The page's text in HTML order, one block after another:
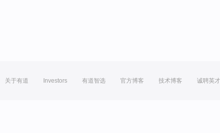
关于有道 Investors 有道智选 官方博客 技术博客 诚聘英才